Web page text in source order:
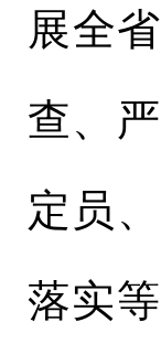
展全
查、
定员
落实